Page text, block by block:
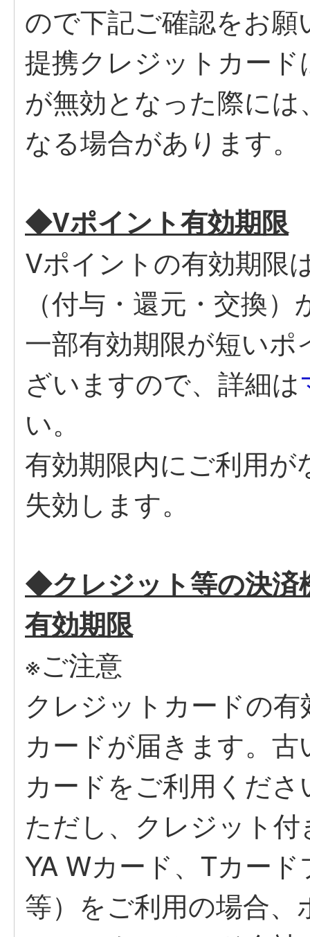
ので下記ご確認をお
提携クレジットカー
が無効となった際に
なる場合があります。
◆Vポイント有効期限
Vポイントの有効期限
（付与・還元・交換）
一部有効期限が短い
ざいますので、詳細は
い。
有効期限内にご利用
失効します。
◆クレジット等の決済
有効期限
※ご注意
クレジットカードの
カードが届きます。
カードをご利用くださ
ただし、クレジット
YA Wカード、Tカー
等）をご利用の場合